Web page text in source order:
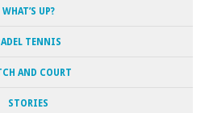
WHAT’S UP?
TENNIS
AND COURT
STORIES